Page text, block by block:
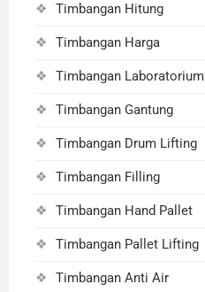
Timbangan Hitung
Timbangan Harga
Timbangan Laboratorium
Timbangan Gantung
Timbangan Drum Lifting
Timbangan Filling
Timbangan Hand Pallet
Timbangan Pallet Lifting
Timbangan Anti Air